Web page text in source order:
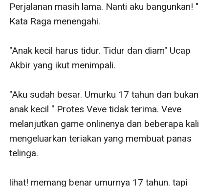
Perjalanan masih lama. Nanti aku bangunkan! "
Kata Raga menengahi.
"Anak kecil harus tidur. Tidur dan diam" Ucap
Akbir yang ikut menimpali.
"Aku sudah besar. Umurku 17 tahun dan bukan
anak kecil " Protes Veve tidak terima. Veve
melanjutkan game onlinenya dan beberapa kali
mengeluarkan teriakan yang membuat panas
telinga.
lihat! memang benar umurnya 17 tahun. tapi